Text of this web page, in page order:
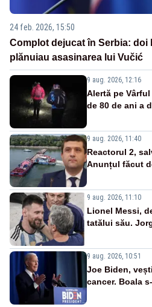
24 feb. 2026, 15:50
Complot dejucat în Serbia: doi
plănuiau asasinarea lui Vučić
9 aug. 2026, 12:16
Alertă pe
de 80 de ani a
9 aug. 2026, 11:40
Reactorul 2,
Anunțul făcut
9 aug. 2026, 11:10
Lionel Messi,
tatălui său.
9 aug. 2026, 10:51
Joe Biden,
cancer. Boala